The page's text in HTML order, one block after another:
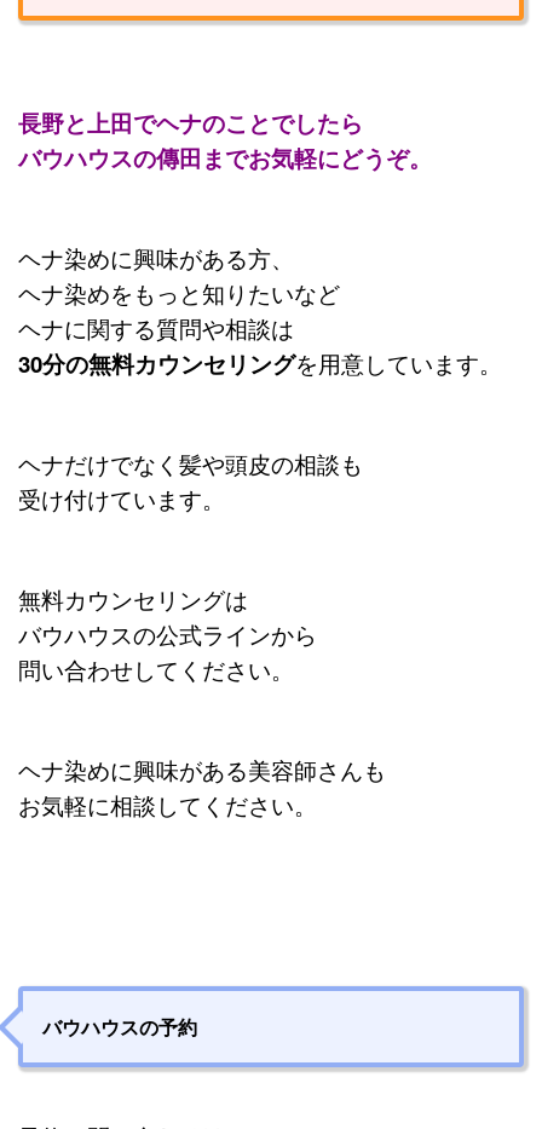
長野と上田でヘナのことでしたら
バウハウスの傳田までお気軽にどうぞ。
ヘナ染めに興味がある方、
ヘナ染めをもっと知りたいなど
ヘナに関する質問や相談は
30分の無料カウンセリングを用意しています。
ヘナだけでなく髪や頭皮の相談も
受け付けています。
無料カウンセリングは
バウハウスの公式ラインから
問い合わせしてください。
ヘナ染めに興味がある美容師さんも
お気軽に相談してください。
バウハウスの予約